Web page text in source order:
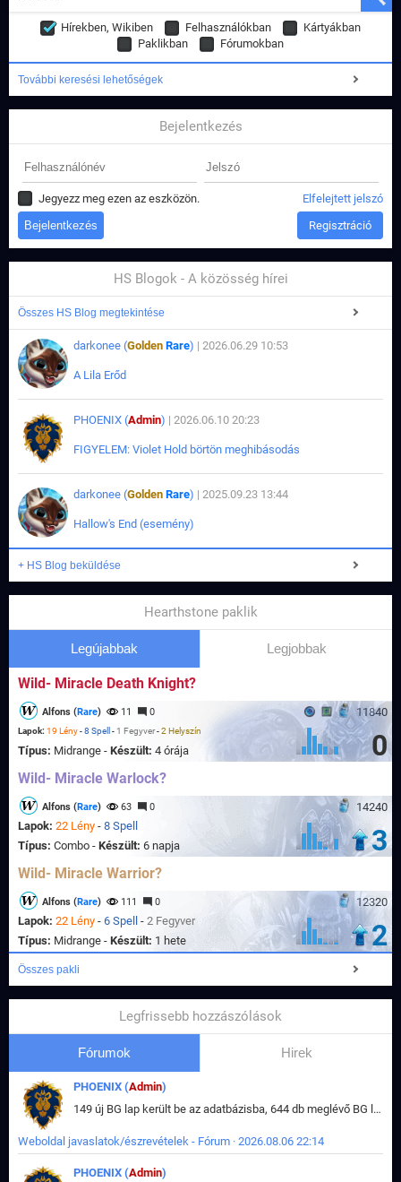
Hírekben, Wikiben Felhasználókban
Kártyákban
Paklikban
Fórumokban
További keresési lehetőségek
Bejelentkezés
Jegyezz meg ezen az eszközön. Elfelejtett jelszó
Regisztráció
HS Blogok - A közösség hírei
Összes HS Blog megtekintése
darkonee (Golden Rare) | 2026.06.29 10:53
A Lila Erőd
PHOENIX (Admin) | 2026.06.10 20:23
FIGYELEM: Violet Hold börtön meghibásodás
darkonee (Golden Rare) | 2025.09.23 13:44
Hallow's End (esemény)
+ HS Blog beküldése
Hearthstone paklik
Legújabbak Legjobbak
Wild- Miracle Death Knight?
11840
Alfons (Rare) 11 0
Lapok: 19 Lény-8 Spell - 1 Fegyver-2 Helyszín
Típus: Midrange - Készült: 4 órája 0
Wild- Miracle Warlock?
14240
Alfons (Rare) 63 0
Lapok: 22 Lény - 8 Spell
Típus: Combo - Készült: 6 napja 3
Wild- Miracle Warrior?
12320
Alfons (Rare) 111 0
Lapok: 22 Lény - 6 Spell - 2 Fegyver
Típus: Midrange - Készült: 1 hete 2
Összes pakli
Legfrissebb hozzászólások
Fórumok Hirek
PHOENIX (Admin)
149 új BG lap került be az adatbázisba, 644 db meglévő BG lap módosult, bekerültek az új képek a megváltozott lapokhoz is.
Weboldal javaslatok/észrevételek - Fórum · 2026.08.06 22:14
PHOENIX (Admin)